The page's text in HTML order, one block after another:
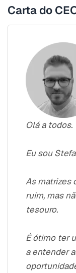
Carta do
Olá a todos.
Eu sou
As matrizes
ruim, mas
tesouro.
É ótimo ter
a entender